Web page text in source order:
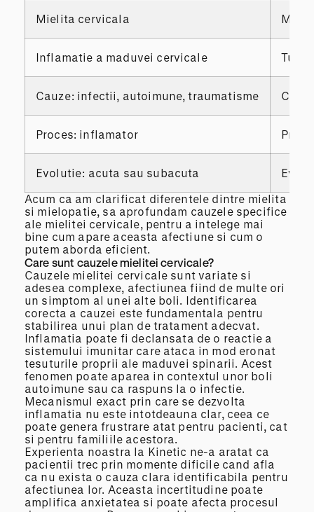
Mielita cervicala
Inflamatie a maduvei cervicale
Cauze: infectii, autoimune, traumatisme
Proces: inflamator
Evolutie: acuta sau subacuta
Acum ca am clarificat diferentele dintre mielita
si mielopatie, sa aprofundam cauzele specifice
ale mielitei cervicale, pentru a intelege mai
bine cum apare aceasta afectiune si cum o
putem aborda eficient.
Care sunt cauzele mielitei cervicale?
Cauzele mielitei cervicale sunt variate si
adesea complexe, afectiunea fiind de multe ori
un simptom al unei alte boli. Identificarea
corecta a cauzei este fundamentala pentru
stabilirea unui plan de tratament adecvat.
Inflamatia poate fi declansata de o reactie a
sistemului imunitar care ataca in mod eronat
tesuturile proprii ale maduvei spinarii. Acest
fenomen poate aparea in contextul unor boli
autoimune sau ca raspuns la o infectie.
Mecanismul exact prin care se dezvolta
inflamatia nu este intotdeauna clar, ceea ce
poate genera frustrare atat pentru pacienti, cat
si pentru familiile acestora.
Experienta noastra la Kinetic ne-a aratat ca
pacientii trec prin momente dificile cand afla
ca nu exista o cauza clara identificabila pentru
afectiunea lor. Aceasta incertitudine poate
amplifica anxietatea si poate afecta procesul